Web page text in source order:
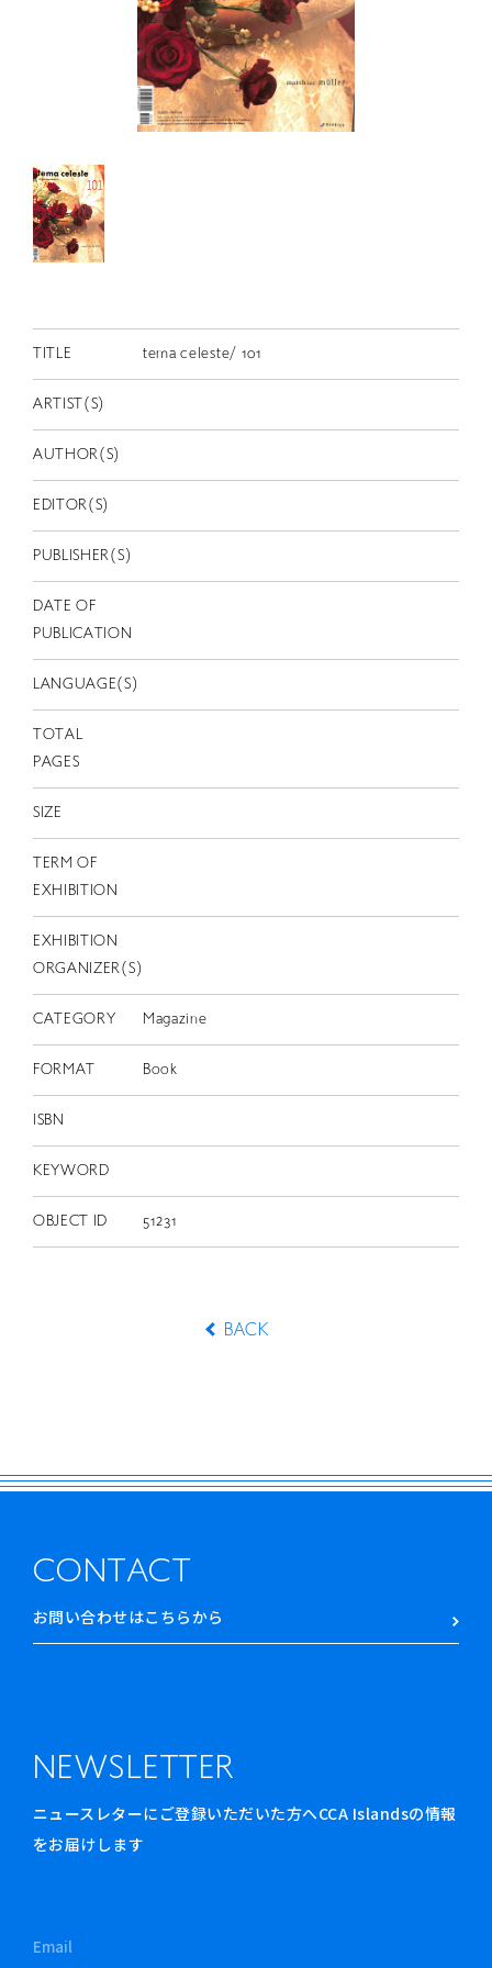
RETRACE
コンサート
出演者
動画
スカラシップ受賞者
JP
EN
TITLE tema celeste/ 101
ARTIST(S)
AUTHOR(S)
EDITOR(S)
PUBLISHER(S)
DATE OF
PUBLICATION
LANGUAGE(S)
TOTAL
PAGES
SIZE
TERM OF
EXHIBITION
EXHIBITION
ORGANIZER(S)
CATEGORY Magazine
FORMAT Book
ISBN
KEYWORD
OBJECT ID 51231
BACK
CONTACT
お問い合わせはこちらから
NEWSLETTER
ニュースレターにご登録いただいた方へCCA Islandsの情報
をお届けします